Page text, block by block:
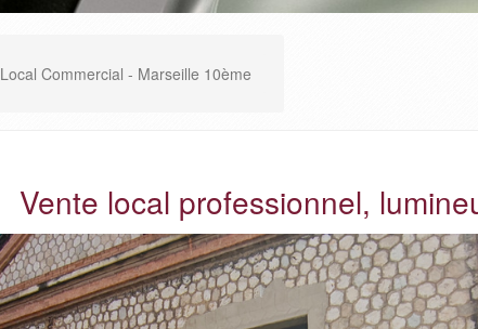
Local Commercial - Marseille 10ème
Vente local professionnel,